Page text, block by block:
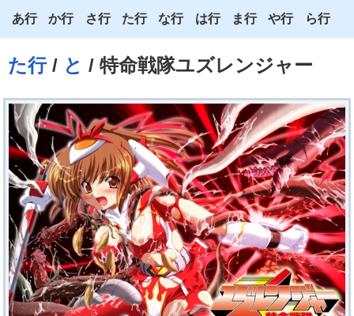
た行/ と / 特命戦隊ユズレンジャー
あ行
い
う
え
お
か行
き
く
け
こ
さ行
し
す
せ
そ
た行
ち
つ
て
と
な行
に
ぬ
ね
の
は行
ひ
ふ
へ
ほ
ま行
み
む
め
も
や行
ゆ
よ
わ
ら行
る
れ
ろ